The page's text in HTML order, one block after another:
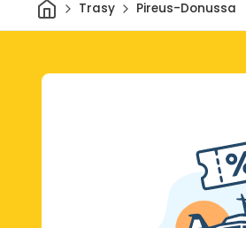
Trasy Pireus-Donussa